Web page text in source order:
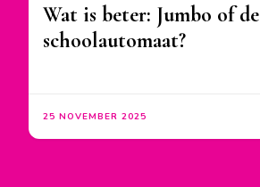
Wat is beter: Jumbo of de
schoolautomaat?
25 NOVEMBER 2025